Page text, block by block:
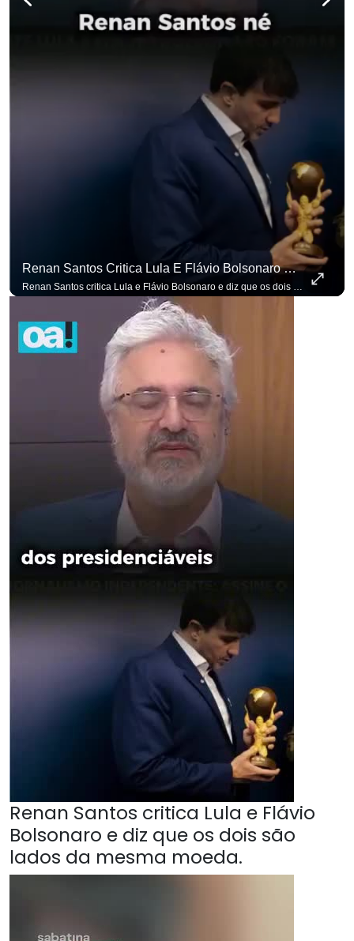
Renan Santos Critica Lula E Flávio Bolsonaro E Diz Que Os Dois São Lados Da Mesma Moeda.
Renan Santos critica Lula e Flávio
Bolsonaro e diz que os dois são
lados da mesma moeda.